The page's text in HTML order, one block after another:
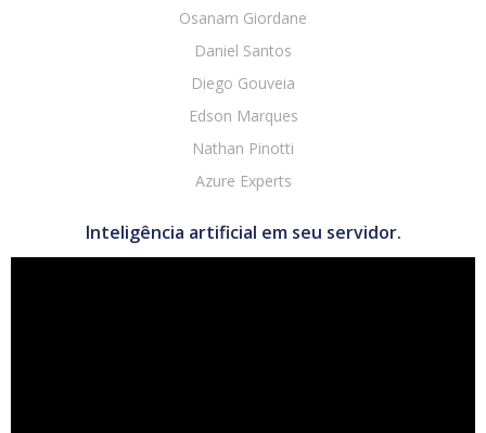
Osanam Giordane
Daniel Santos
Diego Gouveia
Edson Marques
Nathan Pinotti
Azure Experts
Inteligência artificial em seu servidor.